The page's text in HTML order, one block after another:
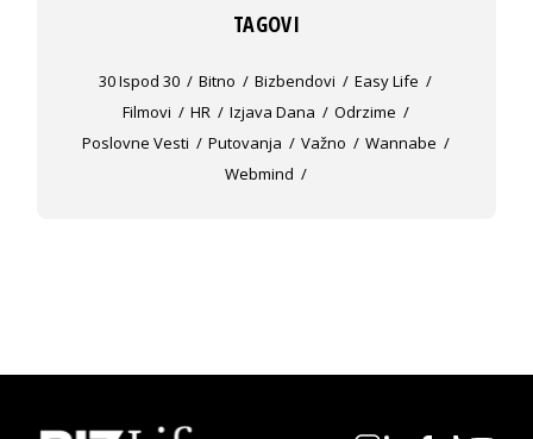
TAGOVI
30 Ispod 30 Bitno Bizbendovi
Easy Life
Filmovi
HR Izjava Dana
Odrzime
Poslovne Vesti
Putovanja Važno
Wannabe
Webmind